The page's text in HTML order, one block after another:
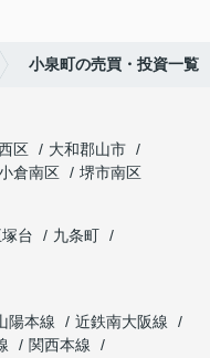
小泉町の売買・投資一覧
区
大和郡山市
倉南区
堺市南区
台
九条町
陽本線
近鉄南大阪線
関西本線